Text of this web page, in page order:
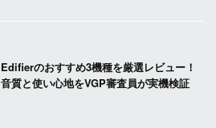
Edifierのおすすめ3機種を厳選レビュー！
音質と使い心地をVGP審査員が実機検証